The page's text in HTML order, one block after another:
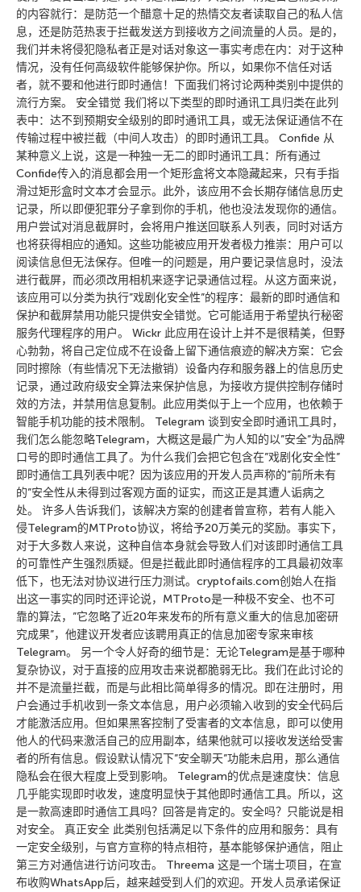
的内容就行：是防范一个醋意十足的热情交友者读取自己的私人信
息，还是防范热衷于拦截发送方到接收方之间流量的人员。是的，
我们并未将侵犯隐私者正是对话对象这一事实考虑在内：对于这种
情况，没有任何高级软件能够保护你。所以，如果你不信任对话
者，就不要和他进行即时通信！下面我们将讨论两种类别中提供的
流行方案。 安全错觉 我们将以下类型的即时通讯工具归类在此列
表中：达不到预期安全级别的即时通讯工具，或无法保证通信不在
传输过程中被拦截（中间人攻击）的即时通讯工具。 Confide 从
某种意义上说，这是一种独一无二的即时通讯工具：所有通过
Confide传入的消息都会用一个矩形盒将文本隐藏起来，只有手指
滑过矩形盒时文本才会显示。此外，该应用不会长期存储信息历史
记录，所以即便犯罪分子拿到你的手机，他也没法发现你的通信。
用户尝试对消息截屏时，会将用户推送回联系人列表，同时对话方
也将获得相应的通知。这些功能被应用开发者极力推崇：用户可以
阅读信息但无法保存。但唯一的问题是，用户要记录信息时，没法
进行截屏，而必须改用相机来逐字记录通信过程。从这方面来说，
该应用可以分类为执行”戏剧化安全性”的程序：最新的即时通信和
保护和截屏禁用功能只提供安全错觉。它可能适用于希望执行秘密
服务代理程序的用户。 Wickr 此应用在设计上并不是很精美，但野
心勃勃，将自己定位成不在设备上留下通信痕迹的解决方案：它会
同时擦除（有些情况下无法撤销）设备内存和服务器上的信息历史
记录，通过政府级安全算法来保护信息，为接收方提供控制存储时
效的方法，并禁用信息复制。此应用类似于上一个应用，也依赖于
智能手机功能的技术限制。 Telegram 谈到安全即时通讯工具时，
我们怎么能忽略Telegram，大概这是最广为人知的以”安全”为品牌
口号的即时通信工具了。为什么我们会把它包含在”戏剧化安全性”
即时通信工具列表中呢？因为该应用的开发人员声称的”前所未有
的”安全性从未得到过客观方面的证实，而这正是其遭人诟病之
处。 许多人告诉我们，该解决方案的创建者曾宣称，若有人能入
侵Telegram的MTProto协议，将给予20万美元的奖励。事实下，
对于大多数人来说，这种自信本身就会导致人们对该即时通信工具
的可靠性产生强烈质疑。但是拦截此即时通信程序的工具最初效率
低下，也无法对协议进行压力测试。cryptofails.com创始人在指
出这一事实的同时还评论说，MTProto是一种极不安全、也不可
靠的算法，”它忽略了近20年来发布的所有意义重大的信息加密研
究成果”，他建议开发者应该聘用真正的信息加密专家来审核
Telegram。 另一个令人好奇的细节是：无论Telegram是基于哪种
复杂协议，对于直接的应用攻击来说都脆弱无比。我们在此讨论的
并不是流量拦截，而是与此相比简单得多的情况。即在注册时，用
户会通过手机收到一条文本信息，用户必须输入收到的安全代码后
才能激活应用。但如果黑客控制了受害者的文本信息，即可以使用
他人的代码来激活自己的应用副本，结果他就可以接收发送给受害
者的所有信息。假设默认情况下”安全聊天”功能未启用，那么通信
隐私会在很大程度上受到影响。 Telegram的优点是速度快：信息
几乎能实现即时收发，速度明显快于其他即时通信工具。所以，这
是一款高速即时通信工具吗？回答是肯定的。安全吗？只能说是相
对安全。 真正安全 此类别包括满足以下条件的应用和服务：具有
一定安全级别，与官方宣称的特点相符，基本能够保护通信，阻止
第三方对通信进行访问攻击。 Threema 这是一个瑞士项目，在宣
布收购WhatsApp后，越来越受到人们的欢迎。开发人员承诺保证